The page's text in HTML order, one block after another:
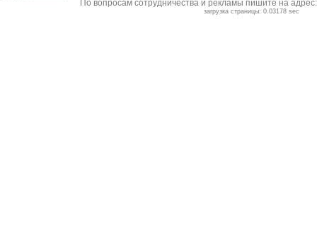
По вопросам сотрудничества и рекламы пишите на
загрузка страницы: 0.03178 sec